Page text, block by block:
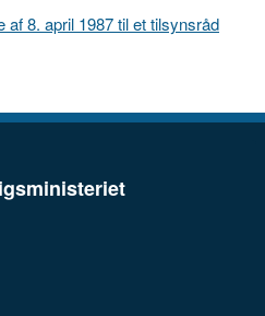
8. april 1987 til et tilsynsråd